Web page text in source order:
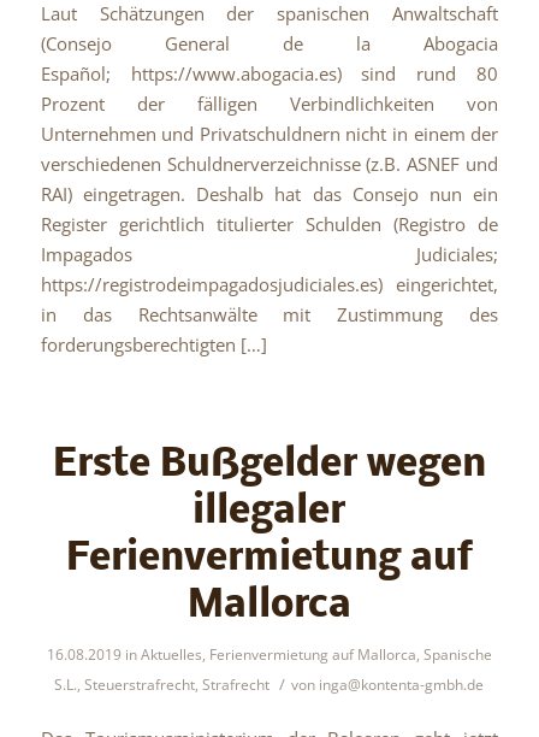
Laut Schätzungen der spanischen Anwaltschaft
(Consejo General de la Abogacia
Español; https://www.abogacia.es) sind rund 80
Prozent der fälligen Verbindlichkeiten von
Unternehmen und Privatschuldnern nicht in einem der
verschiedenen Schuldnerverzeichnisse (z.B. ASNEF und
RAI) eingetragen. Deshalb hat das Consejo nun ein
Register gerichtlich titulierter Schulden (Registro de
Impagados Judiciales;
https://registrodeimpagadosjudiciales.es) eingerichtet,
in das Rechtsanwälte mit Zustimmung des
forderungsberechtigten […]
Erste Bußgelder wegen
illegaler
Ferienvermietung auf
Mallorca
16.08.2019 inAktuelles, Ferienvermietung auf Mallorca, Spanische
S.L.,Steuerstrafrecht,Strafrecht / von inga@kontenta-gmbh.de